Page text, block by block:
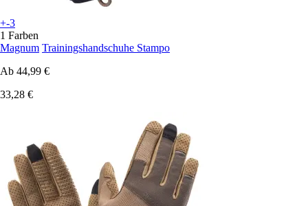
+-3
1 Farben
Magnum Trainingshandschuhe Stampo
Ab 44,99 €
33,28 €